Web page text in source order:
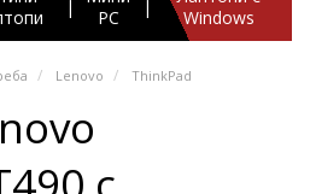
|
PC
|
Windows
Lenovo ThinkPad